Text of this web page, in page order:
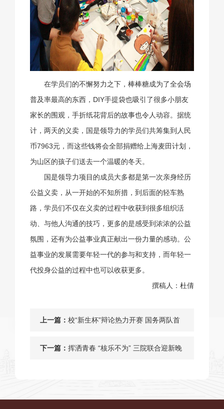
在学员们的不懈努力之下，棒棒糖成为了全会场
普及率最高的东西，DIY手提袋也吸引了很多小朋友
家长的围观，手折纸花背后的故事也令人动容。据统
计，两天的义卖，国是领导力的学员们共筹集到人民
币7963元，而这些钱将会全部捐赠给上海麦田计划，
为山区的孩子们送去一个温暖的冬天。
国是领导力项目的成员大多都是第一次亲身经历
公益义卖，从一开始的不知所措，到后面的轻车熟
路，学员们不仅在义卖的过程中收获到很多组织活
动、与他人沟通的技巧，更多的是感受到浓浓的公益
氛围，还有为公益事业真正献出一份力量的感动。公
益事业的发展需要年轻一代的参与和支持，而年轻一
代投身公益的过程中也可以收获更多。
撰稿人：杜倩
上一篇： 校“新生杯”辩论热力开赛 国务两队首
轮顺利晋级
下一篇： 挥洒青春 “核乐不为” 三院联合迎新晚